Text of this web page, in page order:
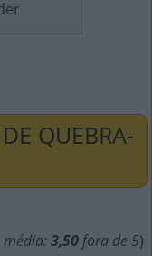
QUEBRA-
média: 3,50 fora de 5)